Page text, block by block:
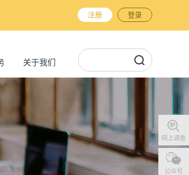
注册 登录
关于我们
网上调查
公众号